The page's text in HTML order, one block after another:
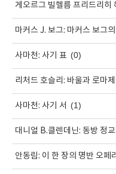
게오르그 빌헬름 프리드리
마커스 J. 보그: 마커스 보그
사마천: 사기 표 (0)
리처드 호슬리: 바울과 로마
사마천: 사기 서 (1)
대니얼 B.클렌데닌: 동방 정
안동림: 이 한 장의 명반 오페